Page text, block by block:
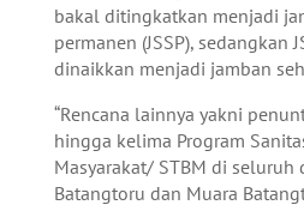
bakal ditingkatkan menjadi
permanen (JSSP), sedangkan
dinaikkan menjadi jamban
“Rencana lainnya yakni
hingga kelima Program
Masyarakat/ STBM di seluruh
Batangtoru dan Muara